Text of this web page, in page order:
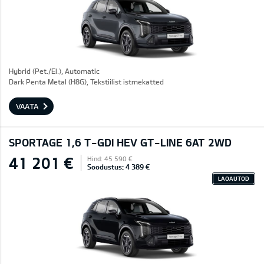
Hybrid (Pet./El.), Automatic
Dark Penta Metal (H8G), Tekstiilist istmekatted
VAATA
SPORTAGE 1,6 T-GDI HEV GT-LINE 6AT 2WD
41 201 € Hind: 45 590 €
Soodustus: 4 389 €
LAOAUTOD